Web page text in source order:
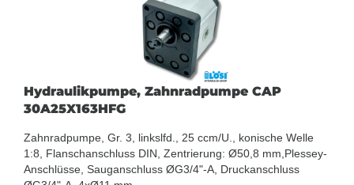
Hydraulikpumpe, Zahnradpumpe CAP
30A25X163HFG
Zahnradpumpe, Gr. 3, linkslfd., 25 ccm/U., konische Welle
1:8, Flanschanschluss DIN, Zentrierung: Ø50,8 mm,Plessey-
Anschlüsse, Sauganschluss ØG3/4"-A, Druckanschluss